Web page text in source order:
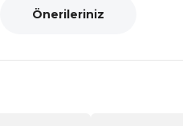
Önerileriniz